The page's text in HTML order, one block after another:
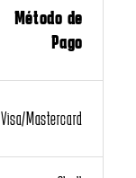
Método de
Visa/Mastercard
10 €